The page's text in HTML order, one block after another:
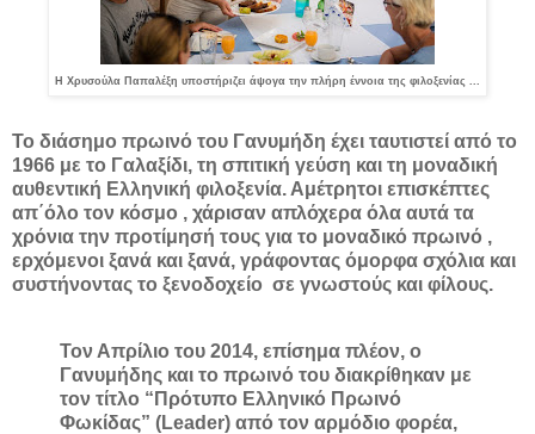
Η Χρυσούλα Παπαλέξη υποστήριζει άψογα την πλήρη έννοια της φιλοξενίας ...
Το διάσημο πρωινό του Γανυμήδη έχει ταυτιστεί από το
1966 με το Γαλαξίδι, τη σπιτική γεύση και τη μοναδική
αυθεντική Ελληνική φιλοξενία. Αμέτρητοι επισκέπτες
απ΄όλο τον κόσμο , χάρισαν απλόχερα όλα αυτά τα
χρόνια την προτίμησή τους για το μοναδικό πρωινό ,
ερχόμενοι ξανά και ξανά, γράφοντας όμορφα σχόλια και
συστήνοντας το ξενοδοχείο σε γνωστούς και φίλους.
Τον Απρίλιο του 2014, επίσημα πλέον, ο
Γανυμήδης και το πρωινό του διακρίθηκαν με
τον τίτλο “Πρότυπο Ελληνικό Πρωινό
Φωκίδας” (Leader) από τον αρμόδιο φορέα,